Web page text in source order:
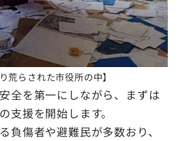
荒らされた市役所の中】
全を第一にしながら、まずは
支援を開始します。
負傷者や避難民が多数おり、